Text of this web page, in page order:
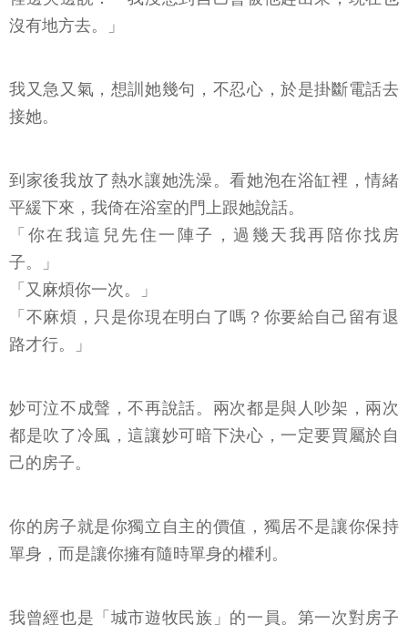
沒有地方去。」
我又急又氣，想訓她幾句，不忍心，於是掛斷電話去
接她。
到家後我放了熱水讓她洗澡。看她泡在浴缸裡，情緒
平緩下來，我倚在浴室的門上跟她說話。
「你在我這兒先住一陣子，過幾天我再陪你找房
子。」
「又麻煩你一次。」
「不麻煩，只是你現在明白了嗎？你要給自己留有退
路才行。」
妙可泣不成聲，不再說話。兩次都是與人吵架，兩次
都是吹了冷風，這讓妙可暗下決心，一定要買屬於自
己的房子。
你的房子就是你獨立自主的價值，獨居不是讓你保持
單身，而是讓你擁有隨時單身的權利。
我曾經也是「城市遊牧民族」的一員。第一次對房子